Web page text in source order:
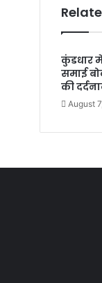
कुंडधार
समाई
की
August